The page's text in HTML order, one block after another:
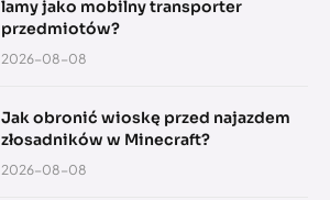
lamy jako mobilny transporter
przedmiotów?
2026-08-08
Jak obronić wioskę przed najazdem
złosadników w Minecraft?
2026-08-08